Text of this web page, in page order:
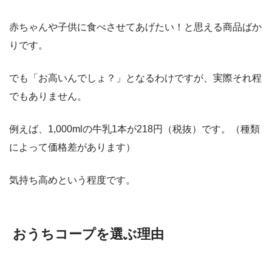
赤ちゃんや子供に食べさせてあげたい！と思える商品ばか
りです。
でも「お高いんでしょ？」となるわけですが、実際それ程
でもありません。
例えば、1,000mlの牛乳1本が218円（税抜）です。（種類
によって価格差があります）
気持ち高めという程度です。
おうちコープを選ぶ理由